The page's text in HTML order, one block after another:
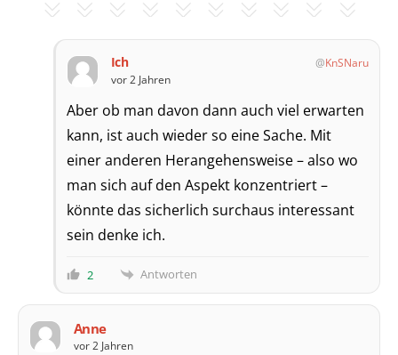
Ich
KnSNaru
vor 2 Jahren
Aber ob man davon dann auch viel erwarten
kann, ist auch wieder so eine Sache. Mit
einer anderen Herangehensweise – also wo
man sich auf den Aspekt konzentriert –
könnte das sicherlich surchaus interessant
sein denke ich.
2 Antworten
Anne
vor 2 Jahren